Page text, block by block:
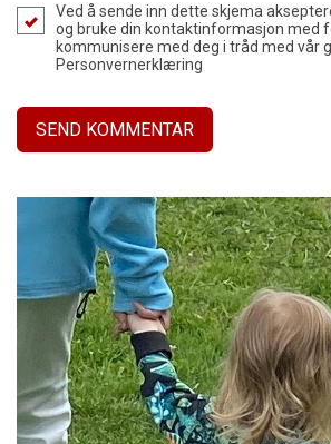
Ved å sende inn dette skjema
og bruke din kontaktinformasjon med
kommunisere med deg i tråd med vår
Personvernerklæring